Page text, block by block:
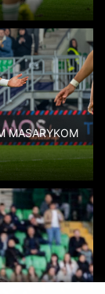
MASARYKOM